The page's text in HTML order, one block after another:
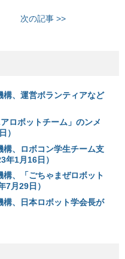
次の記事 >>
、運営ボランティアなど
ロボットチーム」のンメ
）
、ロボコン学生チーム支
年1月16日）
、「ごちゃまぜロボット
7月29日）
、日本ロボット学会長が